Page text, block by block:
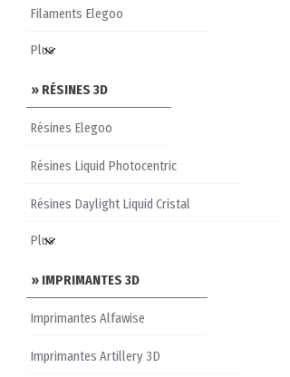
Filaments Elegoo
» RÉSINES 3D
Résines Elegoo
Résines Liquid Photocentric
Résines Daylight Liquid Cristal
» IMPRIMANTES 3D
Imprimantes Alfawise
Imprimantes Artillery 3D